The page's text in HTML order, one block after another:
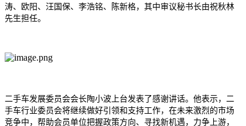
涛、欧阳、汪国保、李浩铭、陈新格，其中审议秘书长由祝秋林
先生担任。
二手车发展委员会会长陶小波上台发表了感谢讲话。他表示，二
手车行业委员会将继续做好引领和支持工作，在未来激烈的市场
竞争中，帮助会员单位把握政策方向、寻找新机遇，力争上游，